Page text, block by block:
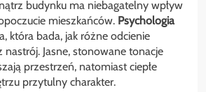
budynku ma niebagatelny wpływ
mieszkańców. Psychologia
która bada, jak różne odcienie
nastrój. Jasne, stonowane tonacje
przestrzeń, natomiast ciepłe
przytulny charakter.